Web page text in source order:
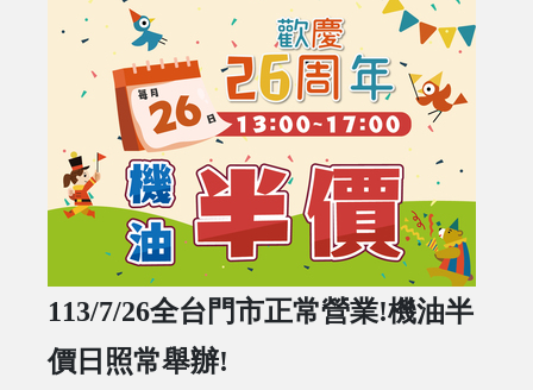
113/7/26全台門市正常營業!機油半
價日照常舉辦!